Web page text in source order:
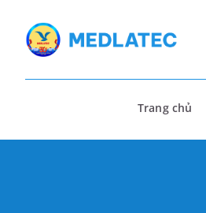
Trang chủ